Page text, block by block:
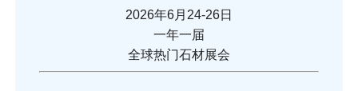
2026年6月24-26日
一年一届
全球热门石材展会